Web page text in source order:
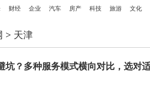
财经 企业 汽车 房产 科技 旅游 文化
> 天津
坑？多种服务模式横向对比，选对